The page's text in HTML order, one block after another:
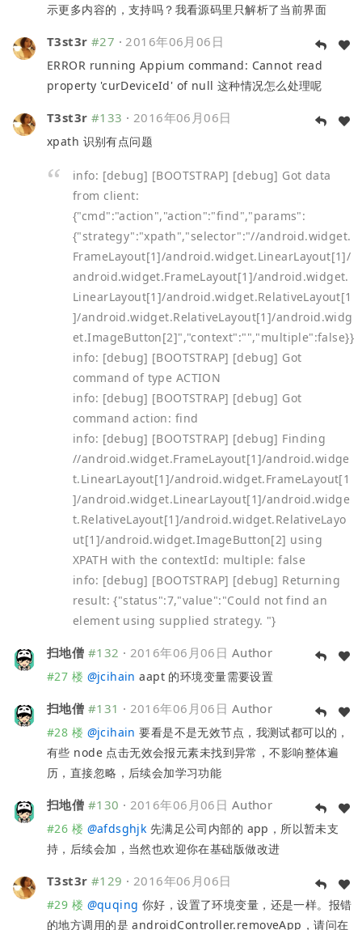
示更多内容的，支持吗？我看源码里只解析了当前界面
T3st3r #27 · 2016年06月06日
ERROR running Appium command: Cannot read
property 'curDeviceId' of null 这种情况怎么处理呢
T3st3r #133 · 2016年06月06日
xpath 识别有点问题
info: [debug] [BOOTSTRAP] [debug] Got data
from client:
{"cmd":"action","action":"find","params":
{"strategy":"xpath","selector":"//android.widget.
FrameLayout[1]/android.widget.LinearLayout[1]/
android.widget.FrameLayout[1]/android.widget.
LinearLayout[1]/android.widget.RelativeLayout[1
]/android.widget.RelativeLayout[1]/android.widg
et.ImageButton[2]","context":"","multiple":false}}
info: [debug] [BOOTSTRAP] [debug] Got
command of type ACTION
info: [debug] [BOOTSTRAP] [debug] Got
command action: find
info: [debug] [BOOTSTRAP] [debug] Finding
//android.widget.FrameLayout[1]/android.widge
t.LinearLayout[1]/android.widget.FrameLayout[1
]/android.widget.LinearLayout[1]/android.widge
t.RelativeLayout[1]/android.widget.RelativeLayo
ut[1]/android.widget.ImageButton[2] using
XPATH with the contextId: multiple: false
info: [debug] [BOOTSTRAP] [debug] Returning
result: {"status":7,"value":"Could not find an
element using supplied strategy. "}
扫地僧 #132 · 2016年06月06日 Author
#27 楼 @jcihain aapt 的环境变量需要设置
扫地僧 #131 · 2016年06月06日 Author
#28 楼 @jcihain 要看是不是无效节点，我测试都可以的，
有些 node 点击无效会报元素未找到异常，不影响整体遍
历，直接忽略，后续会加学习功能
扫地僧 #130 · 2016年06月06日 Author
#26 楼 @afdsghjk 先满足公司内部的 app，所以暂未支
持，后续会加，当然也欢迎你在基础版做改进
T3st3r #129 · 2016年06月06日
#29 楼 @quqing 你好，设置了环境变量，还是一样。报错
的地方调用的是 androidController.removeApp，请问在